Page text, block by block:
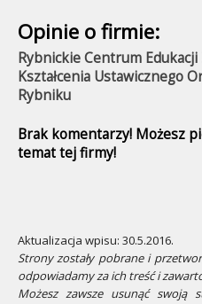
Opinie o firmie:
Rybnickie Centrum
Kształcenia Ustawicznego
Rybniku
Brak komentarzy! Możesz
temat tej firmy!
Aktualizacja wpisu: 30.5.2016.
Strony zostały pobrane i
odpowiadamy za ich treść i
Możesz zawsze usunąć swoją